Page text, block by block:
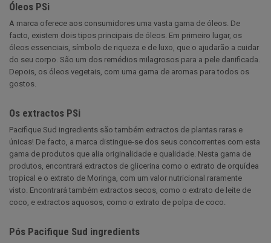
Óleos PSi
A marca oferece aos consumidores uma vasta gama de óleos. De
facto, existem dois tipos principais de óleos. Em primeiro lugar, os
óleos essenciais, símbolo de riqueza e de luxo, que o ajudarão a cuidar
do seu corpo. São um dos remédios milagrosos para a pele danificada.
Depois, os óleos vegetais, com uma gama de aromas para todos os
gostos.
Os extractos PSi
Pacifique Sud ingredients são também extractos de plantas raras e
únicas! De facto, a marca distingue-se dos seus concorrentes com esta
gama de produtos que alia originalidade e qualidade. Nesta gama de
produtos, encontrará extractos de glicerina como o extrato de orquídea
tropical e o extrato de Moringa, com um valor nutricional raramente
visto. Encontrará também extractos secos, como o extrato de leite de
coco, e extractos aquosos, como o extrato de polpa de coco.
Pós Pacifique Sud ingredients